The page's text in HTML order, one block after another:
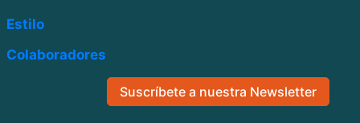
Estilo
Colaboradores
Suscríbete a nuestra Newsletter